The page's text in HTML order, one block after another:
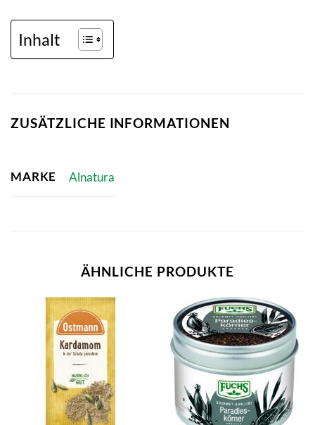
Inhalt
ZUSÄTZLICHE INFORMATIONEN
MARKE Alnatura
ÄHNLICHE PRODUKTE